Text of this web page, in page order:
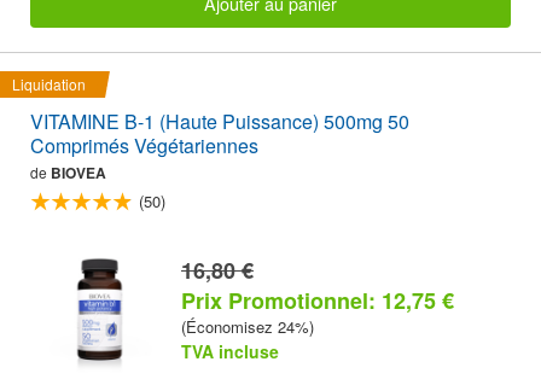
Liquidation
VITAMINE B-1 (Haute Puissance) 500mg 50
Comprimés Végétariennes
de BIOVEA
(50)
16,80 €
Prix Promotionnel: 12,75 €
(Économisez 24%)
TVA incluse